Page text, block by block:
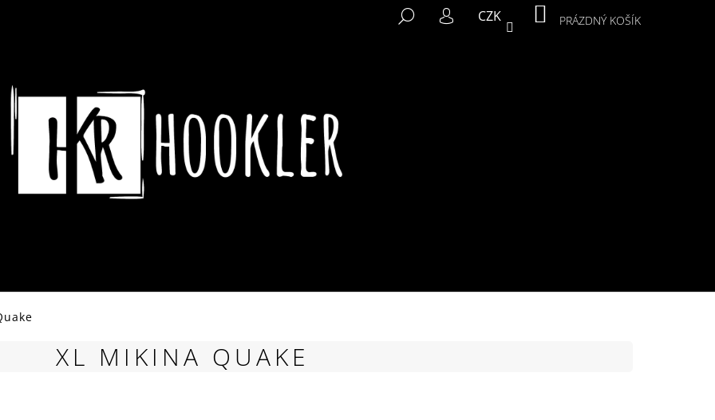
HLEDAT
PŘIHLÁŠENÍ
CZK NÁKUPNÍ
KOŠÍK
PRÁZDNÝ KOŠÍK
XL MIKINA QUAKE
CO POTŘEBUJETE NAJÍT?
HLEDAT
Následující
ASSASSIN´S CREED HRNEK CREST &
DYING LIGHT 2 MIKINA MURALS